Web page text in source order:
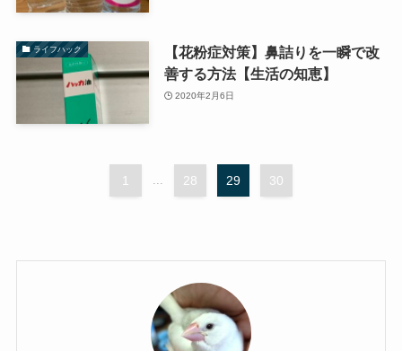
ライフハック
【花粉症対策】鼻詰りを一瞬で改
善する方法【生活の知恵】
2020年2月6日
1 ... 28 29 30